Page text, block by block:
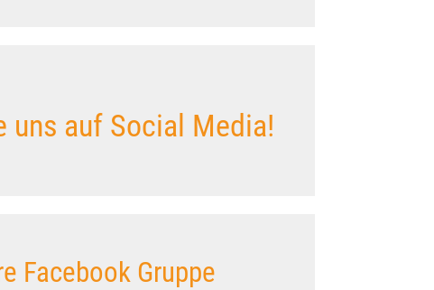
uns auf Social Media!
Facebook Gruppe